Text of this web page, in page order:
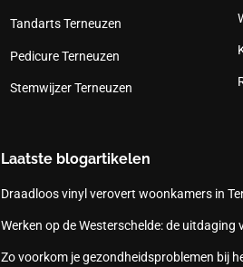
Tandarts Terneuzen
Pedicure Terneuzen
Stemwijzer Terneuzen
Laatste blogartikelen
Draadloos vinyl verovert woonkamers in
Werken op de Westerschelde: de uitdaging
Zo voorkom je gezondheidsproblemen bij